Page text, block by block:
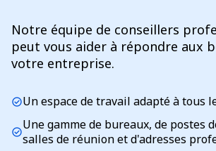
Notre équipe de conseillers
peut vous aider à répondre aux
votre entreprise.
check_circleUn espace de travail adapté à tous
check_circleUne gamme de bureaux, de postes
salles de réunion et d'adresses